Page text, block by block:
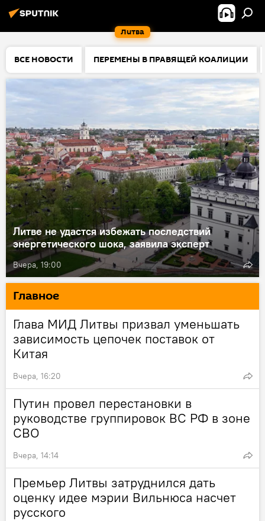
Литва
ВСЕ НОВОСТИ ПЕРЕМЕНЫ В ПРАВЯЩЕЙ КОАЛИЦИИ
Литве не удастся избежать последствий
энергетического шока, заявила эксперт
Вчера, 19:00
Главное
Глава МИД Литвы призвал уменьшать
зависимость цепочек поставок от
Китая
Вчера, 16:20
Путин провел перестановки в
руководстве группировок ВС РФ в зоне
СВО
Вчера, 14:14
Премьер Литвы затруднился дать
оценку идее мэрии Вильнюса насчет
русского